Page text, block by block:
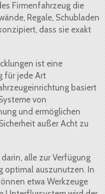
Firmenfahrzeug die
Regale, Schubladen
dass sie exakt
ist eine
für jede Art
basiert
von
und ermöglichen
außer Acht zu
alle zur Verfügung
optimal auszunutzen. In
etwa Werkzeuge